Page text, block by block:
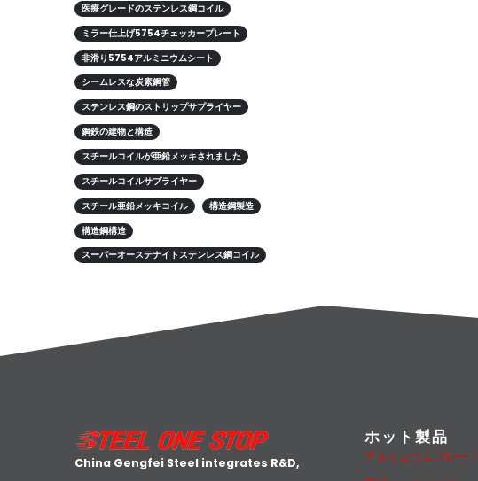
医療グレードのステンレス鋼コイル
ミラー仕上げ5754チェッカープレート
非滑り5754アルミニウムシート
シームレスな炭素鋼管
ステンレス鋼のストリップサプライヤー
鋼鉄の建物と構造
スチールコイルが亜鉛メッキされました
スチールコイルサプライヤー
スチール亜鉛メッキコイル
構造鋼製造
構造鋼構造
スーパーオーステナイトステンレス鋼コイル
China Gengfei Steel integrates R&D,
ホット製品
アルミニウムプレート